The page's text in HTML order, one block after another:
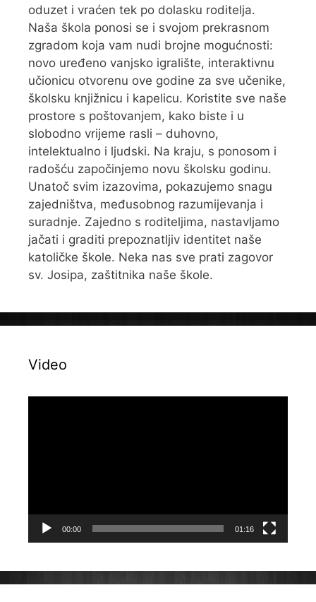
oduzet i vraćen tek po dolasku roditelja.
Naša škola ponosi se i svojom prekrasnom
zgradom koja vam nudi brojne mogućnosti:
novo uređeno vanjsko igralište, interaktivnu
učionicu otvorenu ove godine za sve učenike,
školsku knjižnicu i kapelicu. Koristite sve naše
prostore s poštovanjem, kako biste i u
slobodno vrijeme rasli – duhovno,
intelektualno i ljudski. Na kraju, s ponosom i
radošću započinjemo novu školsku godinu.
Unatoč svim izazovima, pokazujemo snagu
zajedništva, međusobnog razumijevanja i
suradnje. Zajedno s roditeljima, nastavljamo
jačati i graditi prepoznatljiv identitet naše
katoličke škole. Neka nas sve prati zagovor
sv. Josipa, zaštitnika naše škole.
Video
00:00 01:16